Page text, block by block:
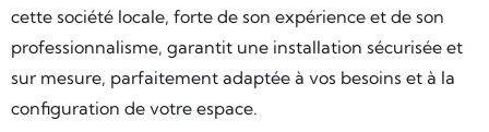
cette société locale, forte de son expérience et de son
professionnalisme, garantit une installation sécurisée et
sur mesure, parfaitement adaptée à vos besoins et à la
configuration de votre espace.